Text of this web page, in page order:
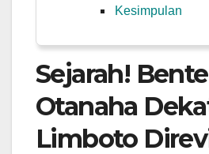
Kesimpulan
Sejarah!
Otanaha
Limboto